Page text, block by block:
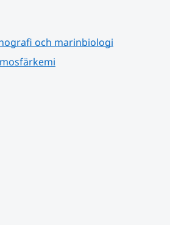
och marinbiologi